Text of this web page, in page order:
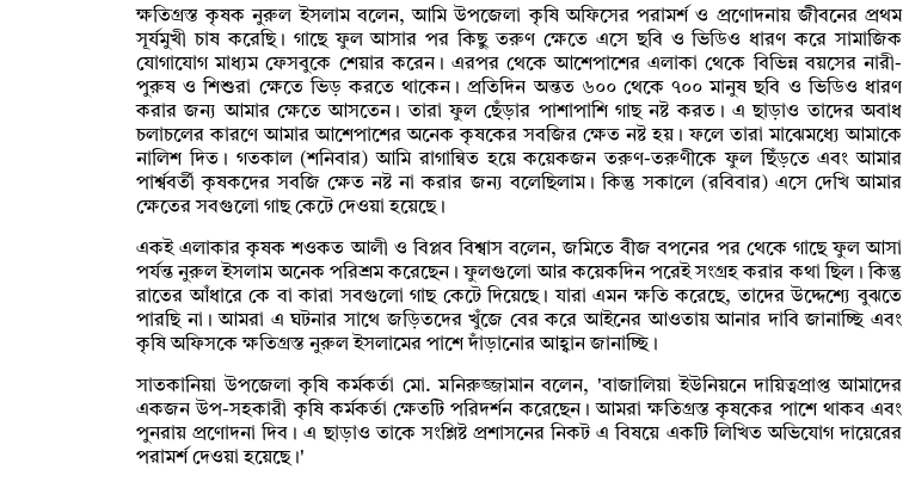
ক্ষতিগ্রস্ত কৃষক নুরুল ইসলাম বলেন, আমি উপজেলা কৃষি অফিসের পরামর্শ ও প্রণোদনায় জীবনের প্রথম
সূর্যমুখী চাষ করেছি। গাছে ফুল আসার পর কিছু তরুণ ক্ষেতে এসে ছবি ও ভিডিও ধারণ করে সামাজিক
যোগাযোগ মাধ্যম ফেসবুকে শেয়ার করেন। এরপর থেকে আশেপাশের এলাকা থেকে বিভিন্ন বয়সের নারী-
পুরুষ ও শিশুরা ক্ষেতে ভিড় করতে থাকেন। প্রতিদিন অন্তত ৬০০ থেকে ৭০০ মানুষ ছবি ও ভিডিও ধারণ
করার জন্য আমার ক্ষেতে আসতেন। তারা ফুল ছেঁড়ার পাশাপাশি গাছ নষ্ট করত। এ ছাড়াও তাদের অবাধ
চলাচলের কারণে আমার আশেপাশের অনেক কৃষকের সবজির ক্ষেত নষ্ট হয়। ফলে তারা মাঝেমধ্যে আমাকে
নালিশ দিত। গতকাল (শনিবার) আমি রাগান্বিত হয়ে কয়েকজন তরুণ-তরুণীকে ফুল ছিঁড়তে এবং আমার
পার্শ্ববর্তী কৃষকদের সবজি ক্ষেত নষ্ট না করার জন্য বলেছিলাম। কিন্তু সকালে (রবিবার) এসে দেখি আমার
ক্ষেতের সবগুলো গাছ কেটে দেওয়া হয়েছে।
একই এলাকার কৃষক শওকত আলী ও বিপ্লব বিশ্বাস বলেন, জমিতে বীজ বপনের পর থেকে গাছে ফুল আসা
পর্যন্ত নুরুল ইসলাম অনেক পরিশ্রম করেছেন। ফুলগুলো আর কয়েকদিন পরেই সংগ্রহ করার কথা ছিল। কিন্তু
রাতের আঁধারে কে বা কারা সবগুলো গাছ কেটে দিয়েছে। যারা এমন ক্ষতি করেছে, তাদের উদ্দেশ্যে বুঝতে
পারছি না। আমরা এ ঘটনার সাথে জড়িতদের খুঁজে বের করে আইনের আওতায় আনার দাবি জানাচ্ছি এবং
কৃষি অফিসকে ক্ষতিগ্রস্ত নুরুল ইসলামের পাশে দাঁড়ানোর আহ্বান জানাচ্ছি।
সাতকানিয়া উপজেলা কৃষি কর্মকর্তা মো. মনিরুজ্জামান বলেন, 'বাজালিয়া ইউনিয়নে দায়িত্বপ্রাপ্ত আমাদের
একজন উপ-সহকারী কৃষি কর্মকর্তা ক্ষেতটি পরিদর্শন করেছেন। আমরা ক্ষতিগ্রস্ত কৃষকের পাশে থাকব এবং
পুনরায় প্রণোদনা দিব। এ ছাড়াও তাকে সংশ্লিষ্ট প্রশাসনের নিকট এ বিষয়ে একটি লিখিত অভিযোগ দায়েরের
পরামর্শ দেওয়া হয়েছে।'